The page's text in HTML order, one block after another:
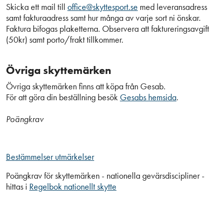
Skicka ett mail till office@skyttesport.se med leveransadress
samt fakturaadress samt hur många av varje sort ni önskar.
Faktura bifogas plaketterna. Observera att faktureringsavgift
(50kr) samt porto/frakt tillkommer.
Övriga skyttemärken
Övriga skyttemärken finns att köpa från Gesab.
För att göra din beställning besök Gesabs hemsida.
Poängkrav
Bestämmelser utmärkelser
Poängkrav för skyttemärken - nationella gevärsdiscipliner -
hittas i Regelbok nationellt skytte